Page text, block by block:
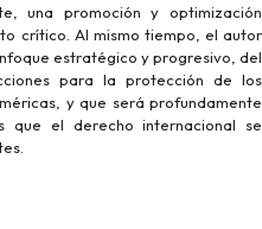
una promoción y optimización
crítico. Al mismo tiempo, el autor
estratégico y progresivo, del
para la protección de los
y que será profundamente
que el derecho internacional se